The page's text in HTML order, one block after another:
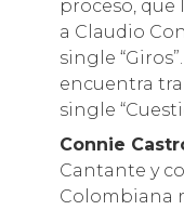
proceso,
a Claudio
single
encuentra
single
Connie
Cantante y
Colombiana